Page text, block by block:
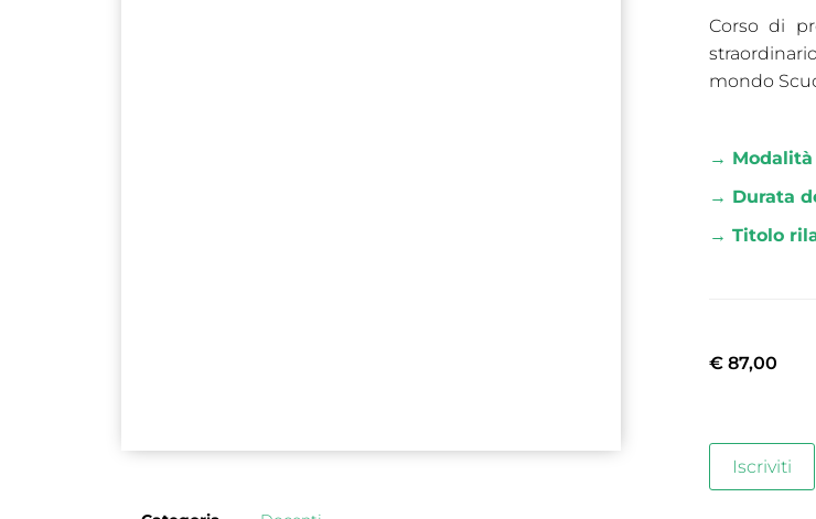
Corso di
mondo
→ Modalità
→ Durata
→ Titolo
€ 87,00
Iscriviti